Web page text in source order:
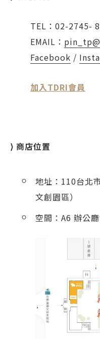
TEL：02-2745-
EMAIL：
Facebook /
加入TDRI會員
⟩ 商店位置
地址：110台北
文創園區）
空間：A6 辦公